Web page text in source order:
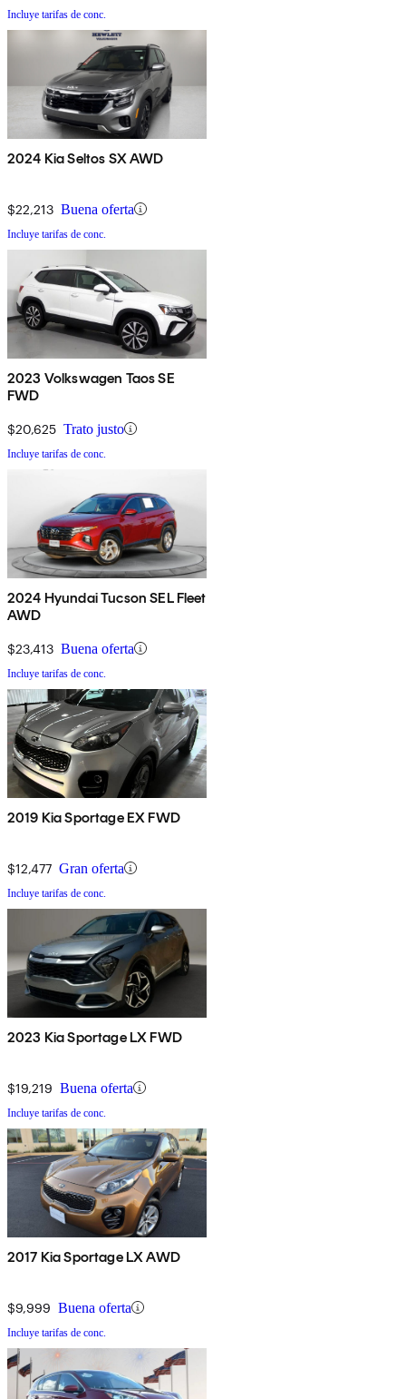
Incluye tarifas de conc.
2024 Kia Seltos SX AWD
$22,213 Buena oferta
Incluye tarifas de conc.
2023 Volkswagen Taos SE
FWD
$20,625 Trato justo
Incluye tarifas de conc.
2024 Hyundai Tucson SEL Fleet
AWD
$23,413 Buena oferta
Incluye tarifas de conc.
2019 Kia Sportage EX FWD
$12,477 Gran oferta
Incluye tarifas de conc.
2023 Kia Sportage LX FWD
$19,219 Buena oferta
Incluye tarifas de conc.
2017 Kia Sportage LX AWD
$9,999 Buena oferta
Incluye tarifas de conc.